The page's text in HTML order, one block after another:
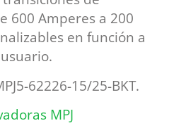
600 Amperes a 200
en función a
62226-15/25-BKT.
MPJ